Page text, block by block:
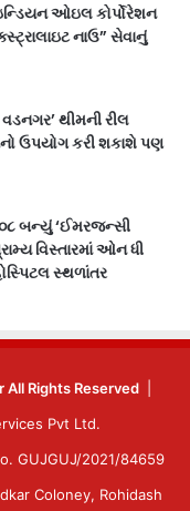
ઓઇલ કોર્પોરેશન
નાઉ” સેવાનું
થીમની રીલ
ઉપયોગ કરી શકાશે પણ
બન્યું ‘ઈમરજન્સી
વિસ્તારમાં ઓન ધી
સ્થળાંતર
All Rights Reserved
Pvt Ltd.
GUJGUJ/2021/84659
Coloney, Rohidash